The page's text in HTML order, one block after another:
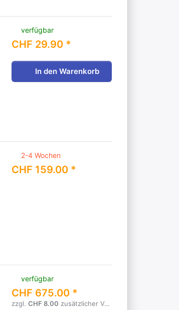
verfügbar
CHF 29.90 *
In den Warenkorb
2-4 Wochen
CHF 159.00 *
verfügbar
CHF 675.00 *
zzgl. CHF 8.00 zusätzlicher Versandgebühr